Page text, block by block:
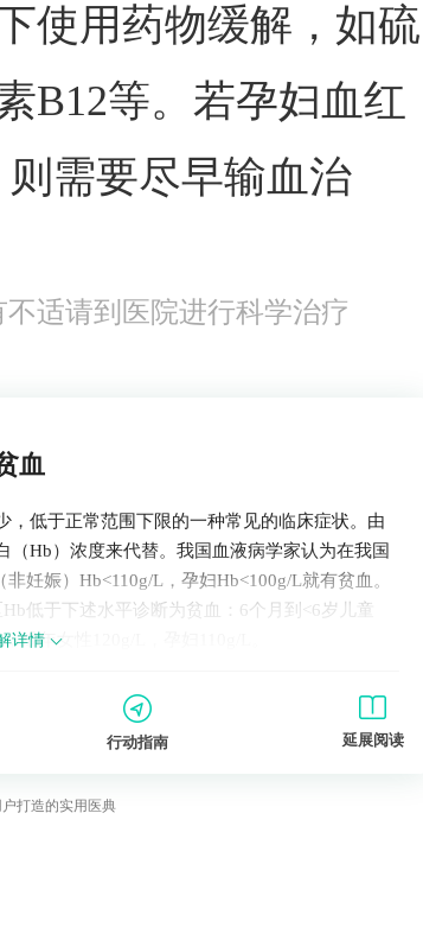
使用药物缓解，如硫
B12等。若孕妇血红
需要尽早输血治
适请到医院进行科学治疗
血
，低于正常范围下限的一种常见的临床症状。由
Hb）浓度来代替。我国血液病学家认为在我国
妊娠）Hb<110g/L，孕妇Hb<100g/L就有贫血。
低于下述水平诊断为贫血：6个月到<6岁儿童
成年女性120g/L，孕妇110g/L。
详情
行动指南 延展阅读
户打造的实用医典